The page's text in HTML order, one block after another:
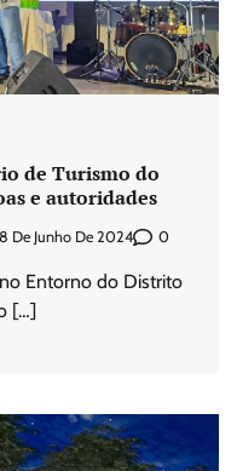
de Turismo do
e autoridades
De Junho De 2024 0
Entorno do Distrito
[…]